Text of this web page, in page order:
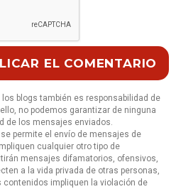
blogs también es responsabilidad de
no podemos garantizar de ninguna
de los mensajes enviados.
permite el envío de mensajes de
cualquier otro tipo de
mensajes difamatorios, ofensivos,
a la vida privada de otras personas,
impliquen la violación de